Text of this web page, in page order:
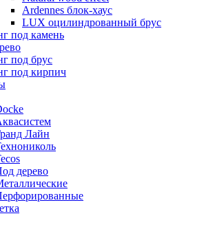
Ardennes блок-хаус
LUX оцилиндрованный брус
под камень
под брус
под кирпич
Лайн
дерево